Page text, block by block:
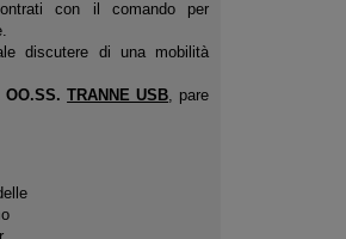
con il comando per
discutere di una mobilità
OO.SS.TRANNE USB, pare